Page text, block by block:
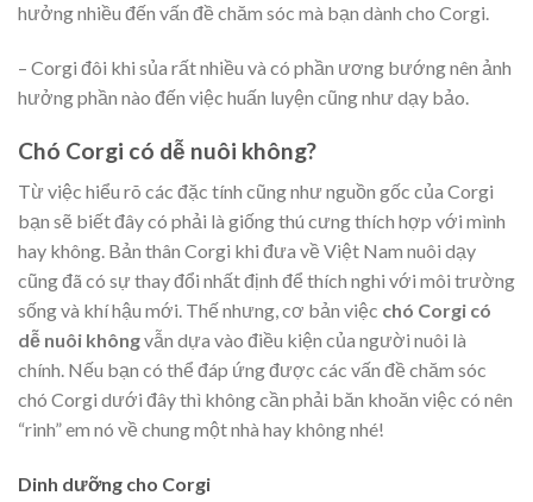
hưởng nhiều đến vấn đề chăm sóc mà bạn dành cho Corgi.
– Corgi đôi khi sủa rất nhiều và có phần ương bướng nên ảnh
hưởng phần nào đến việc huấn luyện cũng như dạy bảo.
Chó Corgi có dễ nuôi không?
Từ việc hiểu rõ các đặc tính cũng như nguồn gốc của Corgi
bạn sẽ biết đây có phải là giống thú cưng thích hợp với mình
hay không. Bản thân Corgi khi đưa về Việt Nam nuôi dạy
cũng đã có sự thay đổi nhất định để thích nghi với môi trường
sống và khí hậu mới. Thế nhưng, cơ bản việc chó Corgi có
dễ nuôi khôngvẫn dựa vào điều kiện của người nuôi là
chính. Nếu bạn có thể đáp ứng được các vấn đề chăm sóc
chó Corgi dưới đây thì không cần phải băn khoăn việc có nên
“rinh” em nó về chung một nhà hay không nhé!
Dinh dưỡng cho Corgi